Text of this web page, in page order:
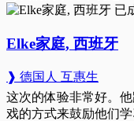
已
Elke家庭, 西班牙
❱ 德国人 互惠生
这次的体验非常好。
戏的方式来鼓励他们